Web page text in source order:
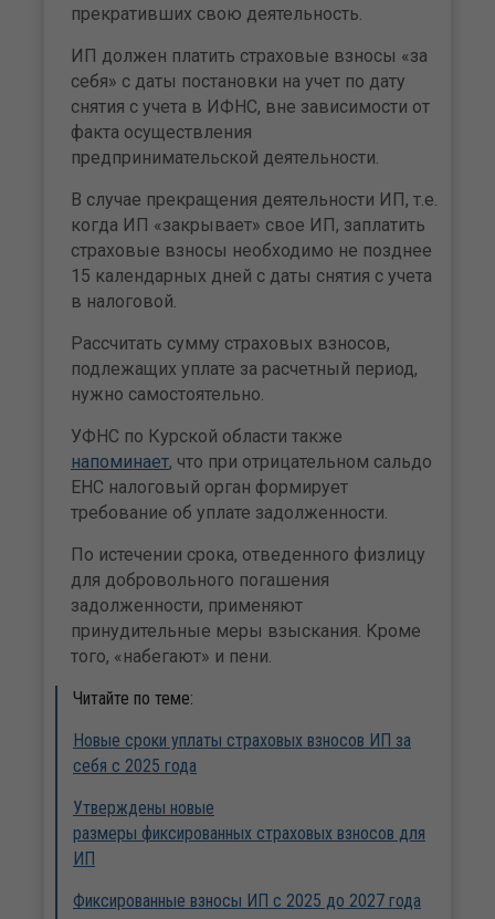
прекративших свою деятельность.
ИП должен платить страховые взносы «за
себя» с даты постановки на учет по дату
снятия с учета в ИФНС, вне зависимости от
факта осуществления
предпринимательской деятельности.
В случае прекращения деятельности ИП, т.е.
когда ИП «закрывает» свое ИП, заплатить
страховые взносы необходимо не позднее
15 календарных дней с даты снятия с учета
в налоговой.
Рассчитать сумму страховых взносов,
подлежащих уплате за расчетный период,
нужно самостоятельно.
УФНС по Курской области также
напоминает, что при отрицательном сальдо
ЕНС налоговый орган формирует
требование об уплате задолженности.
По истечении срока, отведенного физлицу
для добровольного погашения
задолженности, применяют
принудительные меры взыскания. Кроме
того, «набегают» и пени.
Читайте по теме:
Новые сроки уплаты страховых взносов ИП за
себя с 2025 года
Утверждены новые
размеры фиксированных страховых взносов для
ИП
Фиксированные взносы ИП с 2025 до 2027 года